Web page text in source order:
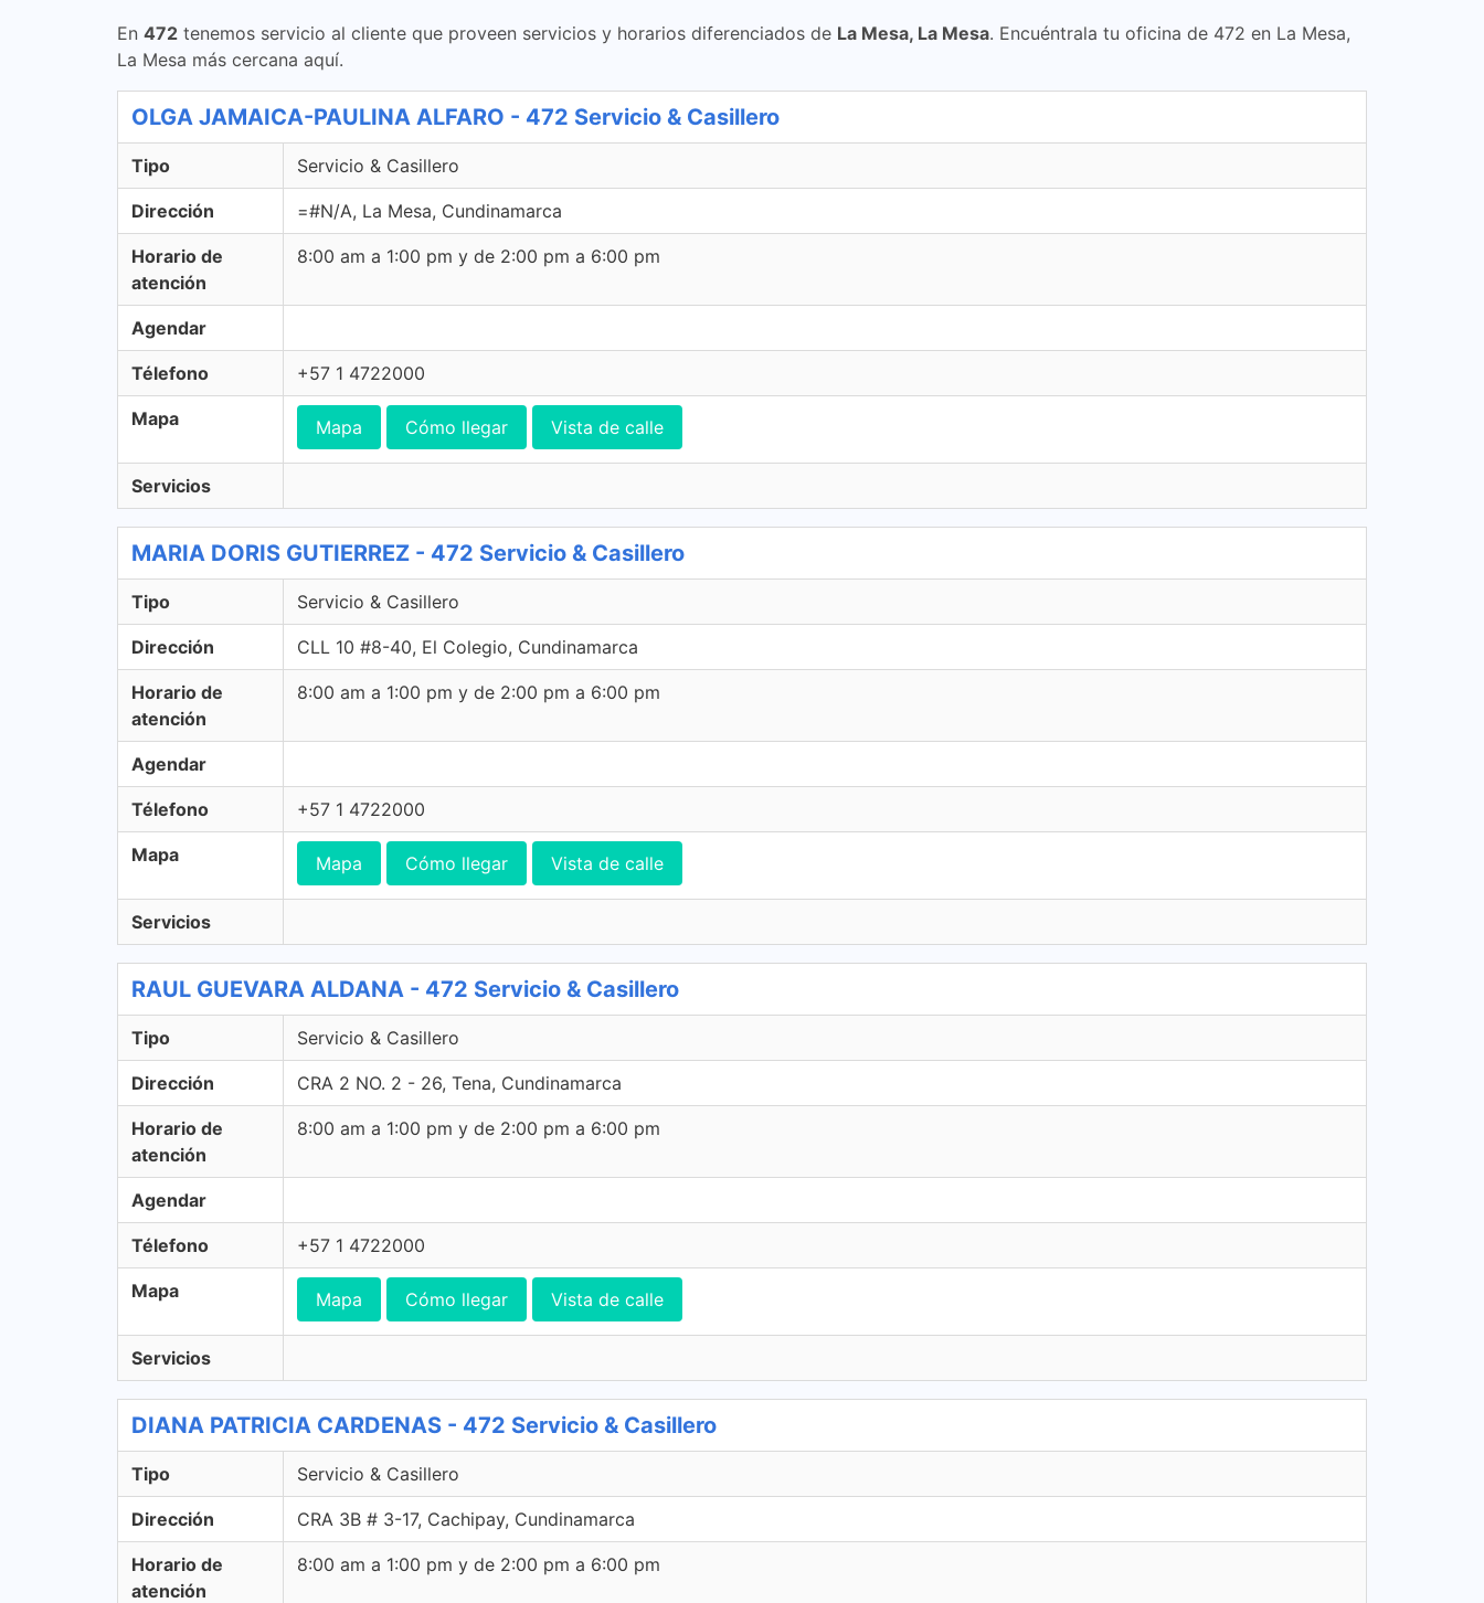
En 472 tenemos servicio al cliente que proveen servicios y horarios diferenciados de La Mesa, La Mesa. Encuéntrala tu oficina de 472 en La Mesa,
La Mesa más cercana aquí.
OLGA JAMAICA-PAULINA ALFARO - 472 Servicio & Casillero
Tipo Servicio & Casillero
Dirección =#N/A, La Mesa, Cundinamarca
Horario de
atención
8:00 am a 1:00 pm y de 2:00 pm a 6:00 pm
Agendar
Télefono +57 1 4722000
Mapa Mapa Cómo llegar Vista de calle
Servicios
MARIA DORIS GUTIERREZ - 472 Servicio & Casillero
Tipo Servicio & Casillero
Dirección CLL 10 #8-40, El Colegio, Cundinamarca
Horario de
atención
8:00 am a 1:00 pm y de 2:00 pm a 6:00 pm
Agendar
Télefono +57 1 4722000
Mapa Mapa Cómo llegar Vista de calle
Servicios
RAUL GUEVARA ALDANA - 472 Servicio & Casillero
Tipo Servicio & Casillero
Dirección CRA 2 NO. 2 - 26, Tena, Cundinamarca
Horario de
atención
8:00 am a 1:00 pm y de 2:00 pm a 6:00 pm
Agendar
Télefono +57 1 4722000
Mapa Mapa Cómo llegar Vista de calle
Servicios
DIANA PATRICIA CARDENAS - 472 Servicio & Casillero
Tipo Servicio & Casillero
Dirección CRA 3B # 3-17, Cachipay, Cundinamarca
Horario de
atención
8:00 am a 1:00 pm y de 2:00 pm a 6:00 pm